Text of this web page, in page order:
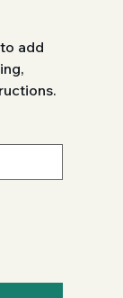
add